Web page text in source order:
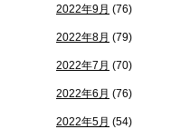
2022年9月 (76)
2022年8月 (79)
2022年7月 (70)
2022年6月 (76)
2022年5月 (54)